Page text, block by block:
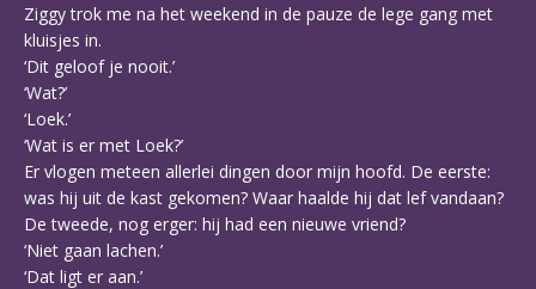
Ziggy trok me na het weekend in de pauze de lege gang met
kluisjes in.
‘Dit geloof je nooit.’
‘Wat?’
‘Loek.’
‘Wat is er met Loek?’
Er vlogen meteen allerlei dingen door mijn hoofd. De eerste:
was hij uit de kast gekomen? Waar haalde hij dat lef vandaan?
De tweede, nog erger: hij had een nieuwe vriend?
‘Niet gaan lachen.’
‘Dat ligt er aan.’